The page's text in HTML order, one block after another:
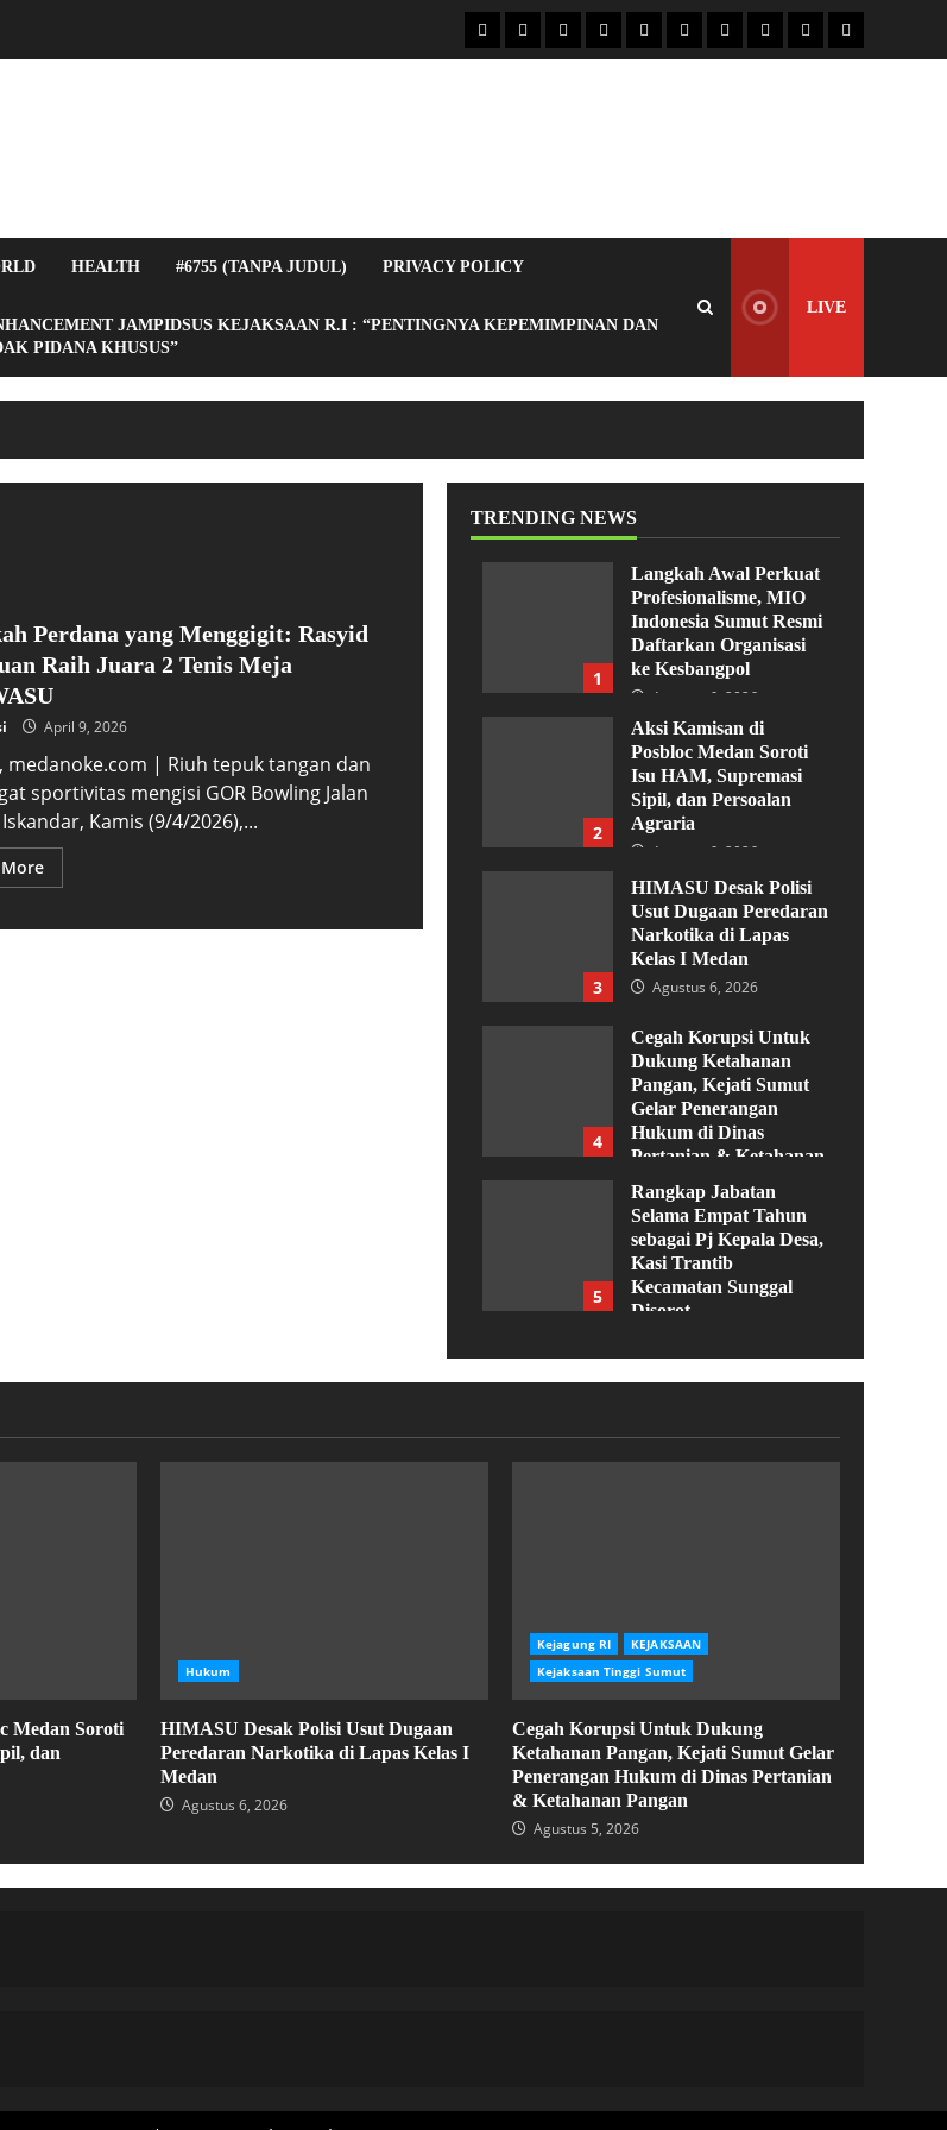
HEALTH #6755 (TANPA JUDUL) PRIVACY POLICY
JAMPIDSUS KEJAKSAAN R.I : “PENTINGNYA KEPEMIMPINAN DAN
PIDANA KHUSUS”
LIVE
Perdana yang Menggigit: Rasyid
Raih Juara 2 Tenis Meja
April 9, 2026
medanoke.com | Riuh tepuk tangan dan
sportivitas mengisi GOR Bowling Jalan
Kamis (9/4/2026),...
TRENDING NEWS
1
Langkah Awal Perkuat
Profesionalisme, MIO
Indonesia Sumut Resmi
Daftarkan Organisasi
ke Kesbangpol
Agustus 6, 2026
2
Aksi Kamisan di
Posbloc Medan Soroti
Isu HAM, Supremasi
Sipil, dan Persoalan
Agraria
Agustus 6, 2026
3
HIMASU Desak Polisi
Usut Dugaan Peredaran
Narkotika di Lapas
Kelas I Medan
Agustus 6, 2026
4
Cegah Korupsi Untuk
Dukung Ketahanan
Pangan, Kejati Sumut
Gelar Penerangan
Hukum di Dinas
Pertanian & Ketahanan
Agustus 5, 2026
5
Rangkap Jabatan
Selama Empat Tahun
sebagai Pj Kepala Desa,
Kasi Trantib
Kecamatan Sunggal
Disorot
Medan Soroti
dan
Hukum
HIMASU Desak Polisi Usut Dugaan
Peredaran Narkotika di Lapas Kelas I
Medan
Agustus 6, 2026
Kejagung RI
KEJAKSAAN
Kejaksaan Tinggi Sumut
Cegah Korupsi Untuk Dukung
Ketahanan Pangan, Kejati Sumut Gelar
Penerangan Hukum di Dinas Pertanian
& Ketahanan Pangan
Agustus 5, 2026